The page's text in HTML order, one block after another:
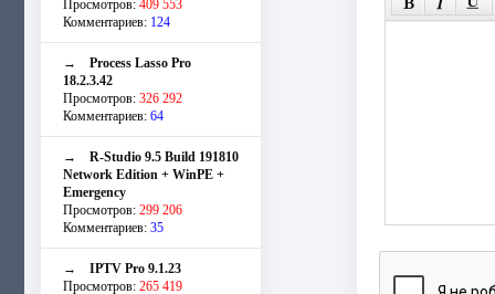
Просмотров: 409 553
Комментариев: 124
→ Process Lasso Pro
18.2.3.42
Просмотров: 326 292
Комментариев: 64
→ R-Studio 9.5 Build 191810
Network Edition + WinPE +
Emergency
Просмотров: 299 206
Комментариев: 35
→ IPTV Pro 9.1.23
Просмотров: 265 419